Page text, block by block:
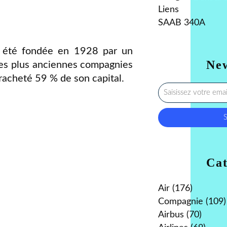
été fondée en 1928 par un
plus anciennes compagnies
59 % de son capital.
Air (176)
Compagnie (109)
Airbus (70)
Liens
SAAB 340A